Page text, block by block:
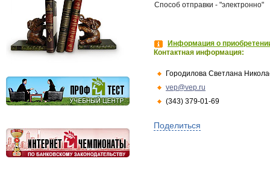
Способ отправки - "электронно"
Информация о
Контактная информация:
Городилова Светлана
vep@vep.ru
(343) 379-01-69
Поделиться